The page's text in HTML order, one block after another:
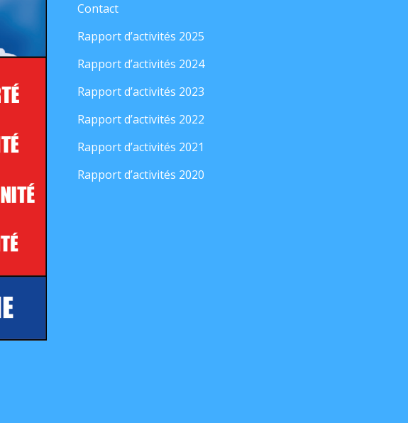
Contact
Rapport d’activités 2025
Rapport d’activités 2024
Rapport d’activités 2023
Rapport d’activités 2022
Rapport d’activités 2021
Rapport d’activités 2020